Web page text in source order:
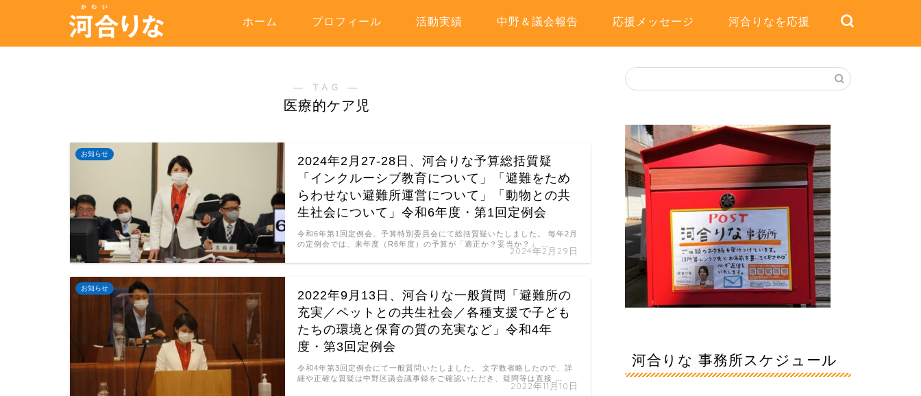
ホーム プロフィール 活動実績 中野＆議会報告 応援メッセージ 河合りなを応援
― TAG ―
医療的ケア児
お知らせ
2024年2月27-28日、河合りな予算総括質疑
「インクルーシブ教育について」「避難をため
らわせない避難所運営について」「動物との共
生社会について」令和6年度・第1回定例会
2024年2月29日
令和6年第1回定例会、予算特別委員会にて総括質疑いたしました。 毎年2月
の定例会では、来年度（R6年度）の予算が「適正か？妥当か？」 …
お知らせ
2022年9月13日、河合りな一般質問「避難所の
充実／ペットとの共生社会／各種支援で子ども
たちの環境と保育の質の充実など」令和4年
度・第3回定例会
2022年11月10日
令和4年第3回定例会にて一般質問いたしました。 文字数省略したので、詳
細や正確な質疑は中野区議会議事録をご確認いただき、疑問等は直接 …
河合りな 事務所スケジュール